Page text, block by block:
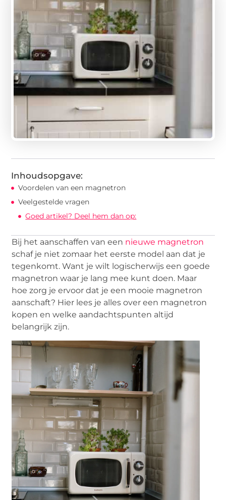
Inhoudsopgave:
Voordelen van een magnetron
Veelgestelde vragen
Goed artikel? Deel hem dan op:
Bij het aanschaffen van een nieuwe magnetron
schaf je niet zomaar het eerste model aan dat je
tegenkomt. Want je wilt logischerwijs een goede
magnetron waar je lang mee kunt doen. Maar
hoe zorg je ervoor dat je een mooie magnetron
aanschaft? Hier lees je alles over een magnetron
kopen en welke aandachtspunten altijd
belangrijk zijn.